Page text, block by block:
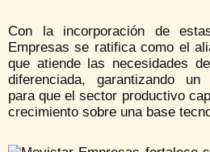
Con la incorporación de
Empresas se ratifica como el
que atiende las necesidades
diferenciada, garantizando un
para que el sector productivo
crecimiento sobre una base